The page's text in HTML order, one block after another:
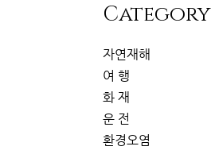
​Category
자연재해
여 행
화 재
운 전
환경오염